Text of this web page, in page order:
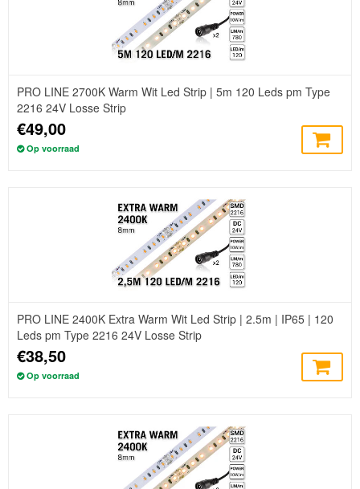
PRO LINE 2700K Warm Wit Led Strip | 5m 120 Leds pm Type
2216 24V Losse Strip
€49,00
Op voorraad
PRO LINE 2400K Extra Warm Wit Led Strip | 2.5m | IP65 | 120
Leds pm Type 2216 24V Losse Strip
€38,50
Op voorraad